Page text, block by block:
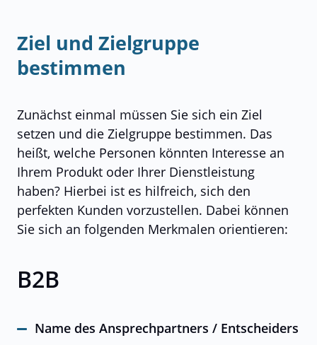
Ziel und Zielgruppe
bestimmen
Zunächst einmal müssen Sie sich ein Ziel
setzen und die Zielgruppe bestimmen. Das
heißt, welche Personen könnten Interesse an
Ihrem Produkt oder Ihrer Dienstleistung
haben? Hierbei ist es hilfreich, sich den
perfekten Kunden vorzustellen. Dabei können
Sie sich an folgenden Merkmalen orientieren:
B2B
Name des Ansprechpartners / Entscheiders